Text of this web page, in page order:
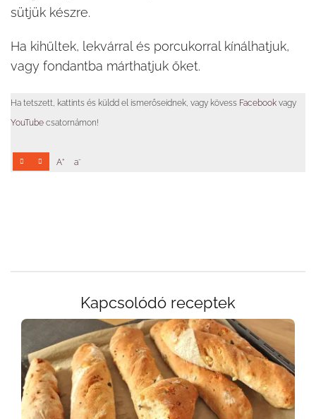
sütjük készre.
Ha kihűltek, lekvárral és porcukorral kínálhatjuk,
vagy fondantba márthatjuk őket.
Ha tetszett, kattints és küldd el ismerőseidnek, vagy kövess Facebook vagy
YouTube csatornámon!
A+ a-
Kapcsolódó receptek